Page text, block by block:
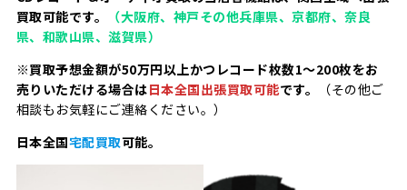
買取可能です。
（大阪府、神戸その他兵庫県、京都府、奈良
県、和歌山県、滋賀県）
※買取予想金額が50万円以上かつレコード枚数1～200枚をお
売りいただける場合は日本全国出張買取可能です。
（その他ご
相談もお気軽にご連絡ください。）
日本全国宅配買取可能。